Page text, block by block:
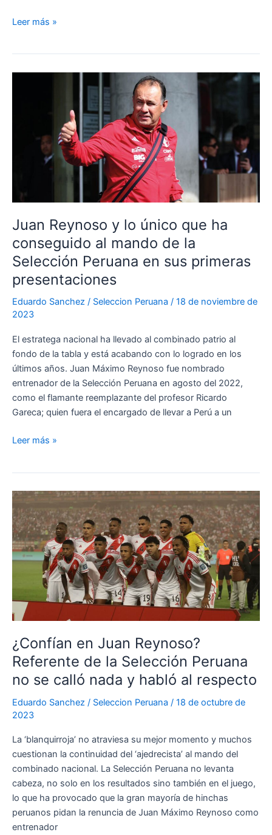
¡¿CUÁNTO
REYNOSO?!
Leer más »
Juan Reynoso y lo único que ha
conseguido al mando de la
Selección Peruana en sus primeras
presentaciones
Eduardo Sanchez / Seleccion Peruana / 18 de noviembre de
2023
El estratega nacional ha llevado al combinado patrio al
fondo de la tabla y está acabando con lo logrado en los
últimos años. Juan Máximo Reynoso fue nombrado
entrenador de la Selección Peruana en agosto del 2022,
como el flamante reemplazante del profesor Ricardo
Gareca; quien fuera el encargado de llevar a Perú a un
Juan
único
que
ha
conseguido
al
la
Selección
en
sus
presentaciones
Leer más »
¿Confían en Juan Reynoso?
Referente de la Selección Peruana
no se calló nada y habló al respecto
Eduardo Sanchez / Seleccion Peruana / 18 de octubre de
2023
La ‘blanquirroja’ no atraviesa su mejor momento y muchos
cuestionan la continuidad del ‘ajedrecista’ al mando del
combinado nacional. La Selección Peruana no levanta
cabeza, no solo en los resultados sino también en el juego,
lo que ha provocado que la gran mayoría de hinchas
peruanos pidan la renuncia de Juan Máximo Reynoso como
entrenador